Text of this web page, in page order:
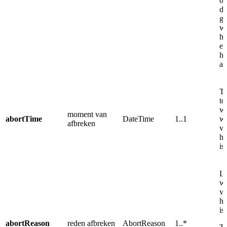
abortTime
moment van
afbreken
DateTime 1..1
is
abortReason reden afbreken AbortReason 1..*
is